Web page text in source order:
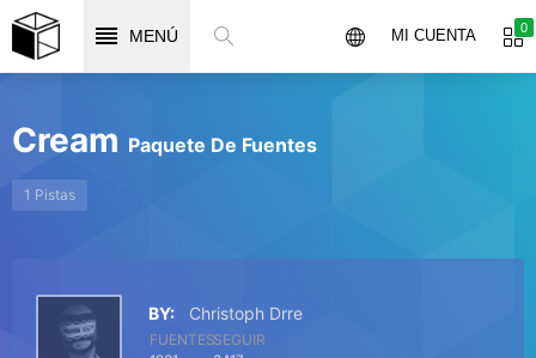
MENÚ 0
MI CUENTA
Cream Paquete De Fuentes
1 Pistas
BY: Christoph Drre
FUENTESSEGUIR